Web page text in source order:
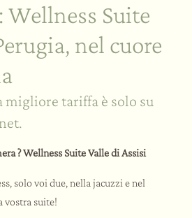
Wellness Suite
nel cuore
migliore tariffa è solo su
? Wellness Suite Valle di Assisi
solo voi due, nella jacuzzi e nel
vostra suite!